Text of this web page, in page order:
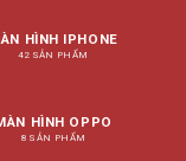
HÌNH IPHONE
42 SẢN PHẨM
HÌNH OPPO
8 SẢN PHẨM